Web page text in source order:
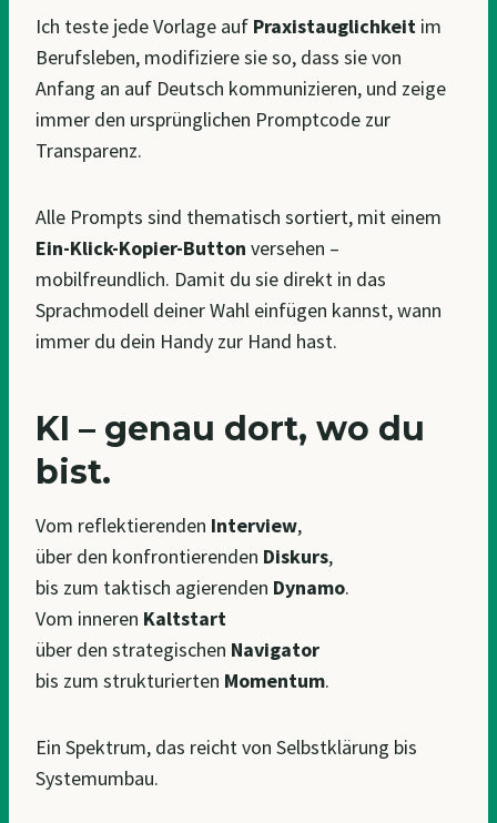
Ich teste jede Vorlage auf Praxistauglichkeit im
Berufsleben, modifiziere sie so, dass sie von
Anfang an auf Deutsch kommunizieren, und zeige
immer den ursprünglichen Promptcode zur
Transparenz.
Alle Prompts sind thematisch sortiert, mit einem
Ein-Klick-Kopier-Button versehen –
mobilfreundlich. Damit du sie direkt in das
Sprachmodell deiner Wahl einfügen kannst, wann
immer du dein Handy zur Hand hast.
KI – genau dort, wo du
bist.
Vom reflektierenden Interview,
über den konfrontierenden Diskurs,
bis zum taktisch agierenden Dynamo.
Vom inneren Kaltstart
über den strategischen Navigator
bis zum strukturierten Momentum.
Ein Spektrum, das reicht von Selbstklärung bis
Systemumbau.